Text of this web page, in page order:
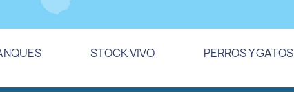
STOCK VIVO PERROS Y GATOS